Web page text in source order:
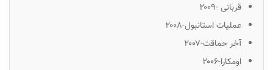
قربانی -۲۰۰۹
عملیات استانبول-۲۰۰۸
آخر حماقت-۲۰۰۷
اومکارا-۲۰۰۶